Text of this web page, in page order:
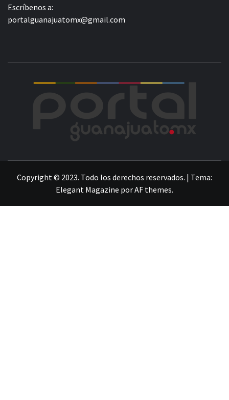
Escríbenos a:
portalguanajuatomx@gmail.com
Copyright © 2023. Todo los derechos reservados. | Tema:
Elegant Magazine porAF themes.